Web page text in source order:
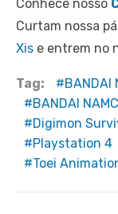
Conhece nosso
Curtam nossa
Xis e entrem no
Tag:
BANDAI
BANDAI
Digimon
Playstation 4
Toei